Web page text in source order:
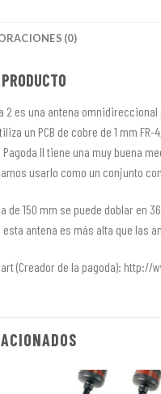
(0)
2 es una antena
un PCB de cobre de 1 mm
II tiene una muy buena
usarlo como un conjunto
de 150 mm se puede doblar en
esta antena es más alta que las
(Creador de la pagoda):